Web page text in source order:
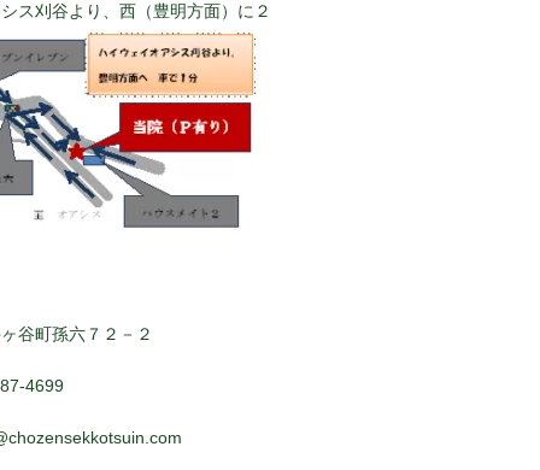
ス刈谷より、西（豊明方面）に２
谷町孫六７２－２
4699